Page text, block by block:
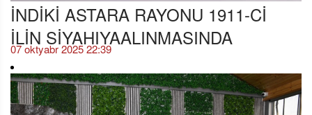
İNDİKİ ASTARA RAYONU 1911-Cİ
İLİN SİYAHIYAALINMASINDA
07 oktyabr 2025 22:39